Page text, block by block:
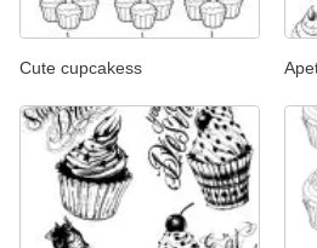
Cute cupcakess